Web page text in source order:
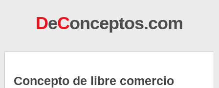
DeConceptos.com
Concepto de libre comercio